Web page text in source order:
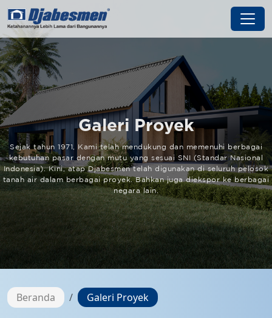
Galeri Proyek
Sejak tahun 1971, Kami telah mendukung dan memenuhi berbagai
kebutuhan pasar dengan mutu yang sesuai SNI (Standar Nasional
Indonesia). Kini, atap Djabesmen telah digunakan di seluruh pelosok
tanah air dalam berbagai proyek. Bahkan juga diekspor ke berbagai
negara lain.
Beranda Galeri Proyek